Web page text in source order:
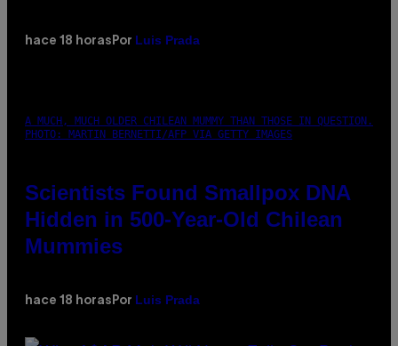
hace 18 horas Por Luis Prada
A MUCH, MUCH OLDER CHILEAN MUMMY THAN THOSE IN QUESTION.
PHOTO: MARTIN BERNETTI/AFP VIA GETTY IMAGES
Scientists Found Smallpox DNA
Hidden in 500-Year-Old Chilean
Mummies
hace 18 horas Por Luis Prada